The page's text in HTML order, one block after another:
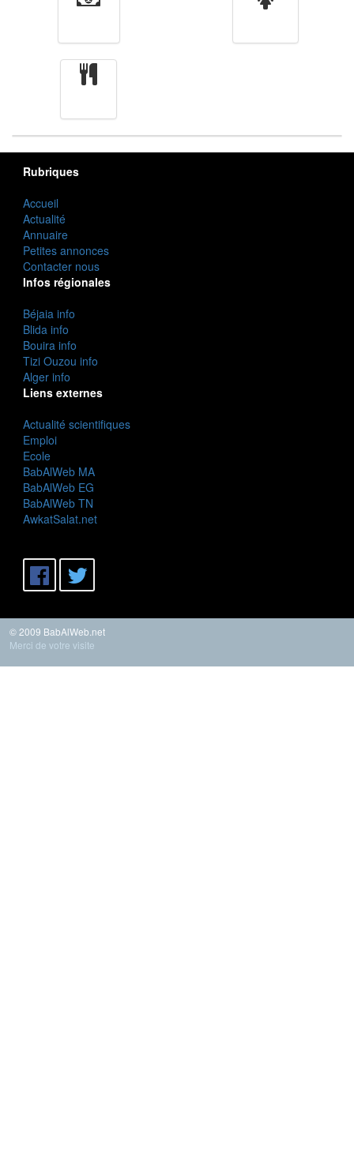
Rubriques
Accueil
Actualité
Annuaire
Petites annonces
Contacter nous
Infos régionales
Béjaia info
Blida info
Bouira info
Tizi Ouzou info
Alger info
Liens externes
Actualité scientifiques
Emploi
Ecole
BabAlWeb MA
BabAlWeb EG
BabAlWeb TN
AwkatSalat.net
© 2009 BabAlWeb.net
Merci de votre visite